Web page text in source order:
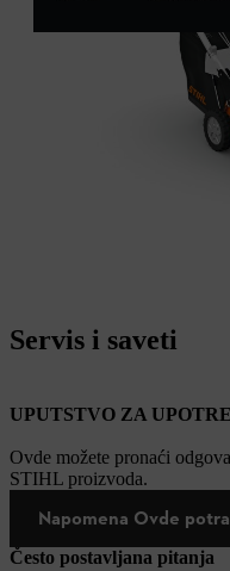
Servis i saveti
UPUTSTVO ZA
Ovde možete pronaći
STIHL proizvoda.
Napomena Ovde
Često postavljana pitanja